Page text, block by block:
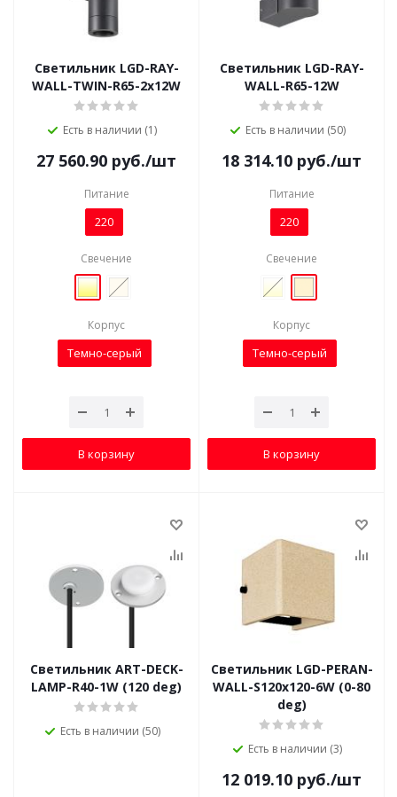
Светильник LGD-RAY-
WALL-TWIN-R65-2x12W
Есть в наличии (1)
27 560.90 руб./шт
Питание
220
Свечение
Корпус
Темно-серый
В корзину
Светильник LGD-RAY-
WALL-R65-12W
Есть в наличии (50)
18 314.10 руб./шт
Питание
220
Свечение
Корпус
Темно-серый
В корзину
Светильник ART-DECK-
LAMP-R40-1W (120 deg)
Есть в наличии (50)
Светильник LGD-PERAN-
WALL-S120x120-6W (0-80
deg)
Есть в наличии (3)
12 019.10 руб./шт